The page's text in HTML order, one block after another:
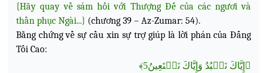
{Hãy quay về sám hối với Thượng Đế của các ngươi và
thần phục Ngài...} (chương 39 – Az-Zumar: 54).
Bằng chứng về sự cầu xin sự trợ giúp là lời phán của Đấng
Tối Cao:
﴿إِيَّاكَ نَعۡبُدُ وَإِيَّاكَ نَسۡتَعِينُ5﴾